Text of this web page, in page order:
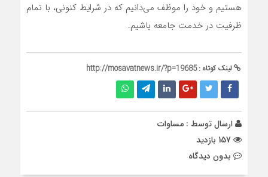
هستیم و خود را موظف می‌دانیم که در شرایط کنونی، با تمام
ظرفیت در خدمت جامعه باشیم.
لینک کوتاه :http://mosavatnews.ir/?p=19685
ارسال توسط : مساوات
بدون دیدگاه